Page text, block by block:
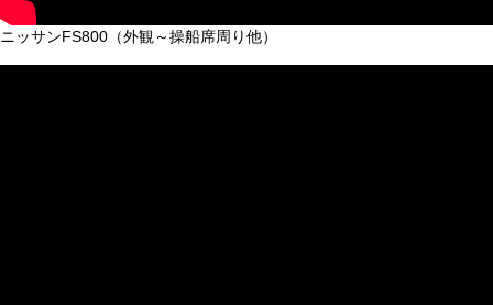
ニッサンFS800（外観～操船席周り他）